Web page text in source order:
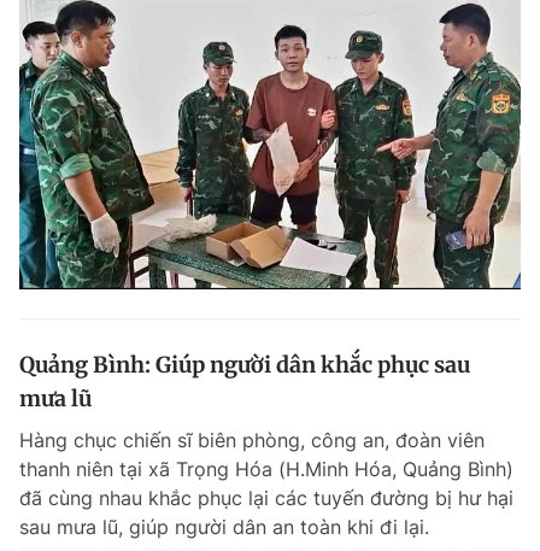
Quảng Bình: Giúp người dân khắc phục sau
mưa lũ
Hàng chục chiến sĩ biên phòng, công an, đoàn viên
thanh niên tại xã Trọng Hóa (H.Minh Hóa, Quảng Bình)
đã cùng nhau khắc phục lại các tuyến đường bị hư hại
sau mưa lũ, giúp người dân an toàn khi đi lại.